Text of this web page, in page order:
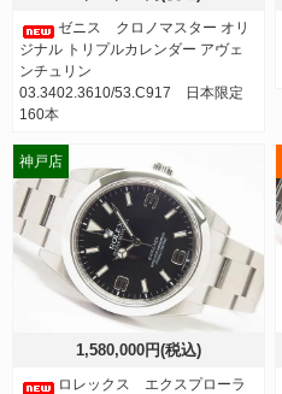
ゼニス クロノマスター オリ
ジナル トリプルカレンダー アヴェ
ンチュリン
03.3402.3610/53.C917 日本限定
160本
1,580,000円(税込)
ロレックス エクスプローラ
神戸店